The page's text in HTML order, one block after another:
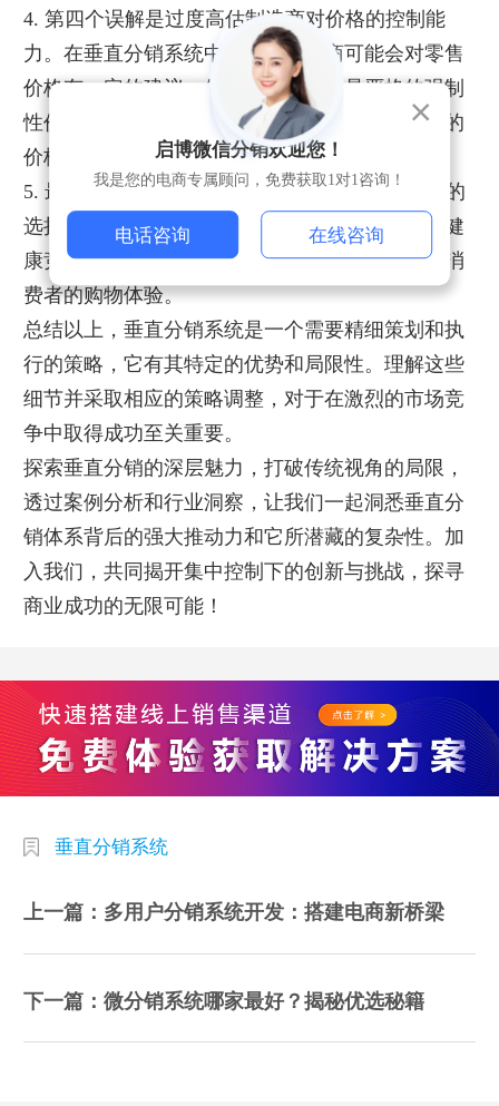
4. 第四个误解是过度高估制造商对价格的控制能
力。在垂直分销系统中，尽管制造商可能会对零售
价格有一定的建议，但多数情况并不是严格的强制
性价格，市场竞争和法律法规往往会限制制造商的
价格控制。
5. 最后，有些人认为垂直分销系统限制了消费者的
选择。实际上，这种系统可能促进了品牌之间的健
康竞争，并通过零售商提供的高专业服务改善了消
费者的购物体验。
总结以上，垂直分销系统是一个需要精细策划和执
行的策略，它有其特定的优势和局限性。理解这些
细节并采取相应的策略调整，对于在激烈的市场竞
争中取得成功至关重要。
探索垂直分销的深层魅力，打破传统视角的局限，
透过案例分析和行业洞察，让我们一起洞悉垂直分
销体系背后的强大推动力和它所潜藏的复杂性。加
入我们，共同揭开集中控制下的创新与挑战，探寻
商业成功的无限可能！
垂直分销系统
上一篇：多用户分销系统开发：搭建电商新桥梁
下一篇：微分销系统哪家最好？揭秘优选秘籍
启博微信分销欢迎您！
我是您的电商专属顾问，免费获取1对1咨询！
电话咨询 在线咨询